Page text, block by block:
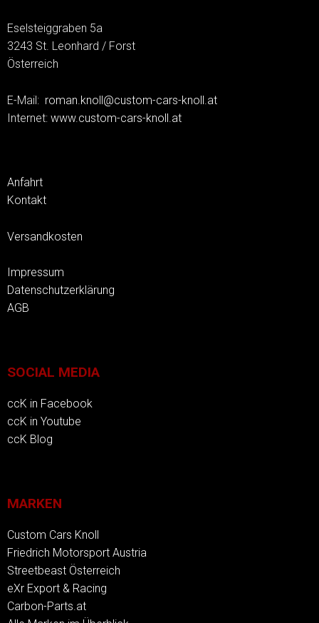
Eselsteiggraben 5a
3243 St. Leonhard / Forst
Österreich
E-Mail: roman.knoll@custom-cars-knoll.at
Internet: www.custom-cars-knoll.at
Anfahrt
Kontakt
Versandkosten
Impressum
Datenschutzerklärung
AGB
SOCIAL MEDIA
ccK in Facebook
ccK in Youtube
ccK Blog
MARKEN
Custom Cars Knoll
Friedrich Motorsport Austria
Streetbeast Österreich
eXr Export & Racing
Carbon-Parts.at